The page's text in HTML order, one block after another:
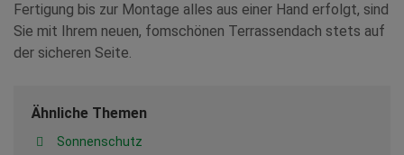
Fertigung bis zur Montage alles aus einer Hand erfolgt, sind
Sie mit Ihrem neuen, fomschönen Terrassendach stets auf
der sicheren Seite.
Ähnliche Themen
Sonnenschutz